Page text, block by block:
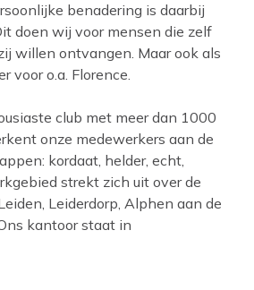
benadering is daarbij
doen wij voor mensen die zelf
willen ontvangen. Maar ook als
voor o.a. Florence.
club met meer dan 1000
onze medewerkers aan de
kordaat, helder, echt,
strekt zich uit over de
Leiderdorp, Alphen aan de
kantoor staat in